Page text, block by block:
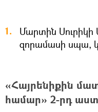
Մարտին
զորամասի սպա,
«Հայրենիքին
համար» 2-րդ